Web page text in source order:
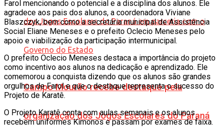
Campo Mourão recebe destaque pela
organização dos Jogos Escolares do Paraná
Farol mencionando o potencial e a disciplina dos alunos. Ele
agradece aos pais dos alunos, a coordenadora Viviane
Blaszczyk, bem como a secretária municipal de Assistência
Social Eliane Meneses e o prefeito Oclecio Meneses pelo
apoio e viabilização da participação intermunicipal.
O prefeito Oclecio Meneses destaca a importância do projeto
como incentivo aos alunos na dedicação e aprendizado. Ele
comemorou a conquista dizendo que os alunos são grandes
orgulhos de Farol e que o destaque representa o sucesso do
Projeto de Karatê.
O Projeto Karatê conta com aulas semanais e os alunos
recebem uniformes Kimonos e passam por exames de faixa.